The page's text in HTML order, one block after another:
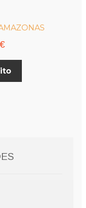
€El
precio
actual